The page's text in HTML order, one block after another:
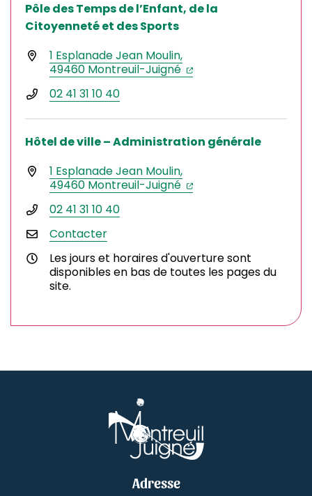
Pôle des Temps de l’Enfant, de la
Citoyenneté et des Sports
1 Esplanade Jean Moulin,
49460 Montreuil-Juigné (ouverture dans un
(ouverture dans un
02 41 31 10 40
Hôtel de ville – Administration générale
1 Esplanade Jean Moulin,
49460 Montreuil-Juigné (ouverture dans un
(ouverture dans un
02 41 31 10 40
Contacter
Les jours et horaires d'ouverture sont
disponibles en bas de toutes les pages du
site.
Adresse